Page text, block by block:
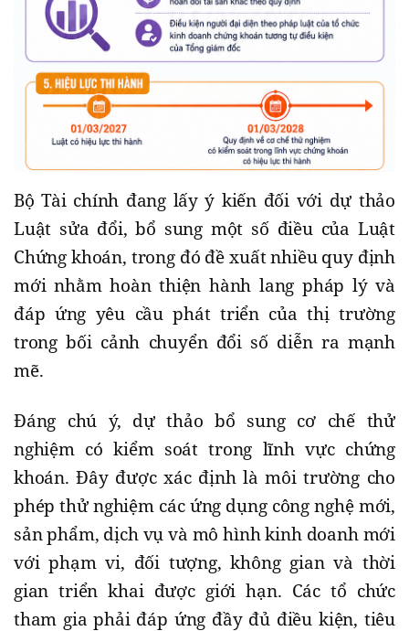
Bộ Tài chính đang lấy ý kiến đối với dự thảo
Luật sửa đổi, bổ sung một số điều của Luật
Chứng khoán, trong đó đề xuất nhiều quy định
mới nhằm hoàn thiện hành lang pháp lý và
đáp ứng yêu cầu phát triển của thị trường
trong bối cảnh chuyển đổi số diễn ra mạnh
mẽ.
Đáng chú ý, dự thảo bổ sung cơ chế thử
nghiệm có kiểm soát trong lĩnh vực chứng
khoán. Đây được xác định là môi trường cho
phép thử nghiệm các ứng dụng công nghệ mới,
sản phẩm, dịch vụ và mô hình kinh doanh mới
với phạm vi, đối tượng, không gian và thời
gian triển khai được giới hạn. Các tổ chức
tham gia phải đáp ứng đầy đủ điều kiện, tiêu